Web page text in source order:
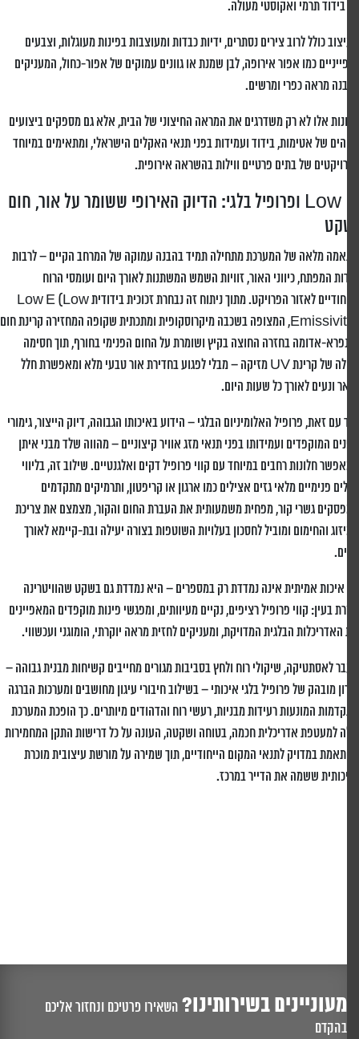
תרמי ואקוסטי מעולה.
כולל לרוב צירים נסתרים, ידיות כבדות ומעוצבות בפינות מעוגלות, וצבעים
כמו אפור אירופה, לבן שמנת או גוונים עמוקים של אפור-כחול, המעניקים
מראה כפרי ומרשים.
אלו לא רק משדרגים את המראה החיצוני של הבית, אלא גם מספקים ביצועים
של אטימות, בידוד ועמידות בפני תנאי האקלים הישראלי, ומתאימים במיוחד
של בתים פרטיים ווילות בהשראה אירופית.
Low E ופרופיל בלגי: הדיוק האירופי ששומר על אור, חום
מלאה של המערכת מתחילה תמיד בהבנה עמוקה של המרחב הקיים – לרבות
המפתח, כיווני האור, זוויות השמש המשתנות לאורך היום ועומסי הרוח
הייחודיים לאזור הפרויקט. מתוך ניתוח זה נבחרת זכוכית בידודית Low E (Low
Emissivity), המצופה בשכבה מיקרוסקופית ומתכתית שקופה המחזירה קרינת חום
אדומה בחזרה החוצה בקיץ ושומרת על החום הפנימי בחורף, תוך חסימה
יעילה של קרינת UV מזיקה – מבלי לפגוע בחדירת אור טבעי מלא ומאפשרת חלל
ונעים לאורך כל שעות היום.
עם זאת, פרופיל האלומיניום הבלגי – הידוע באיכותו הגבוהה, דיוק הייצור, גימורי
המוקפדים ועמידותו בפני תנאי מזג אוויר קיצוניים – מהווה שלד מבני איתן
חלונות רחבים במיוחד עם קווי פרופיל דקים ואלגנטיים. שילוב זה, בליווי
פנימיים מלאי גזים אצילים כמו ארגון או קריפטון, ותרמיקים מתקדמים
גשרי קור, מפחית משמעותית את העברת החום והקור, מצמצם את צריכת
והחימום ומוביל לחסכון בעלויות השוטפות בצורה יעילה ובת-קיימא לאורך
אמיתית אינה נמדדת רק במספרים – היא נמדדת גם בשקט שהוויטרינה
בעין: קווי פרופיל רציפים, נקיים מעיוותים, ומפגשי פינות מוקפדים המאפיינים
הבלגית המדויקת, ומעניקים לחזית מראה יוקרתי, הומוגני ועכשווי.
לאסתטיקה, שיקולי רוח ולחץ בסביבות מגורים מחייבים קשיחות מבנית גבוהה –
מובהק של פרופיל בלגי איכותי – בשילוב חיבורי עיגון מחושבים ומערכות הברגה
המונעות רעידות מבניות, רעשי רוח והדהודים מיותרים. כך הופכת המערכת
למעטפת אדריכלית חכמה, בטוחה ושקטה, העונה על כל דרישות התקן המחמירות
במדויק לתנאי המקום הייחודיים, תוך שמירה על מורשת עיצובית מוכרת
ששמה את הדייר במרכז.
מעוניינים בשירותינו?השאירו פרטיכם ונחזור אליכם
בהקדם